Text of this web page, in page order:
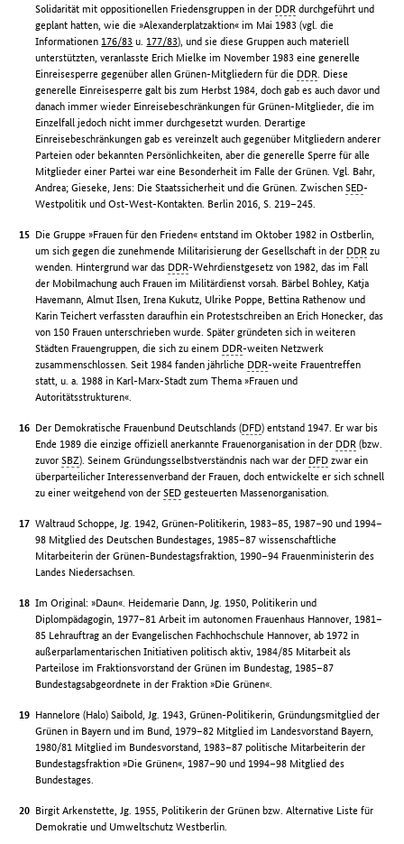
Solidarität mit oppositionellen Friedensgruppen in der DDR durchgeführt und
geplant hatten, wie die »Alexanderplatzaktion« im Mai 1983 (vgl. die
Informationen 176/83 u. 177/83), und sie diese Gruppen auch materiell
unterstützten, veranlasste Erich Mielke im November 1983 eine generelle
Einreisesperre gegenüber allen Grünen-Mitgliedern für die DDR . Diese
generelle Einreisesperre galt bis zum Herbst 1984, doch gab es auch davor und
danach immer wieder Einreisebeschränkungen für Grünen-Mitglieder, die im
Einzelfall jedoch nicht immer durchgesetzt wurden. Derartige
Einreisebeschränkungen gab es vereinzelt auch gegenüber Mitgliedern anderer
Parteien oder bekannten Persönlichkeiten, aber die generelle Sperre für alle
Mitglieder einer Partei war eine Besonderheit im Falle der Grünen. Vgl. Bahr,
Andrea; Gieseke, Jens: Die Staatssicherheit und die Grünen. ZwischenSED-
Westpolitik und Ost-West-Kontakten. Berlin 2016, S. 219–245.
Die Gruppe »Frauen für den Frieden« entstand im Oktober 1982 in Ostberlin,
um sich gegen die zunehmende Militarisierung der Gesellschaft in der DDR zu
wenden. Hintergrund war das DDR-Wehrdienstgesetz von 1982, das im Fall
der Mobilmachung auch Frauen im Militärdienst vorsah. Bärbel Bohley, Katja
Havemann, Almut Ilsen, Irena Kukutz, Ulrike Poppe, Bettina Rathenow und
Karin Teichert verfassten daraufhin ein Protestschreiben an Erich Honecker, das
von 150 Frauen unterschrieben wurde. Später gründeten sich in weiteren
Städten Frauengruppen, die sich zu einem DDR-weiten Netzwerk
zusammenschlossen. Seit 1984 fanden jährliche DDR-weite Frauentreffen
statt, u. a. 1988 in Karl-Marx-Stadt zum Thema »Frauen und
Autoritätsstrukturen«.
Der Demokratische Frauenbund Deutschlands (DFD) entstand 1947. Er war bis
Ende 1989 die einzige offiziell anerkannte Frauenorganisation in der DDR (bzw.
zuvorSBZ). Seinem Gründungsselbstverständnis nach war der DFD zwar ein
überparteilicher Interessenverband der Frauen, doch entwickelte er sich schnell
zu einer weitgehend von derSED gesteuerten Massenorganisation.
Waltraud Schoppe, Jg. 1942, Grünen-Politikerin, 1983–85, 1987–90 und 1994–
98 Mitglied des Deutschen Bundestages, 1985–87 wissenschaftliche
Mitarbeiterin der Grünen-Bundestagsfraktion, 1990–94 Frauenministerin des
Landes Niedersachsen.
Im Original: »Daun«. Heidemarie Dann, Jg. 1950, Politikerin und
Diplompädagogin, 1977–81 Arbeit im autonomen Frauenhaus Hannover, 1981–
85 Lehrauftrag an der Evangelischen Fachhochschule Hannover, ab 1972 in
außerparlamentarischen Initiativen politisch aktiv, 1984/85 Mitarbeit als
Parteilose im Fraktionsvorstand der Grünen im Bundestag, 1985–87
Bundestagsabgeordnete in der Fraktion »Die Grünen«.
Hannelore (Halo) Saibold, Jg. 1943, Grünen-Politikerin, Gründungsmitglied der
Grünen in Bayern und im Bund, 1979–82 Mitglied im Landesvorstand Bayern,
1980/81 Mitglied im Bundesvorstand, 1983–87 politische Mitarbeiterin der
Bundestagsfraktion »Die Grünen«, 1987–90 und 1994–98 Mitglied des
Bundestages.
Birgit Arkenstette, Jg. 1955, Politikerin der Grünen bzw. Alternative Liste für
Demokratie und Umweltschutz Westberlin.